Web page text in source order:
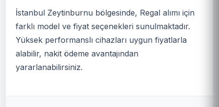
İstanbul Zeytinburnu bölgesinde, Regal alımı için
farklı model ve fiyat seçenekleri sunulmaktadır.
Yüksek performanslı cihazları uygun fiyatlarla
alabilir, nakit ödeme avantajından
yararlanabilirsiniz.